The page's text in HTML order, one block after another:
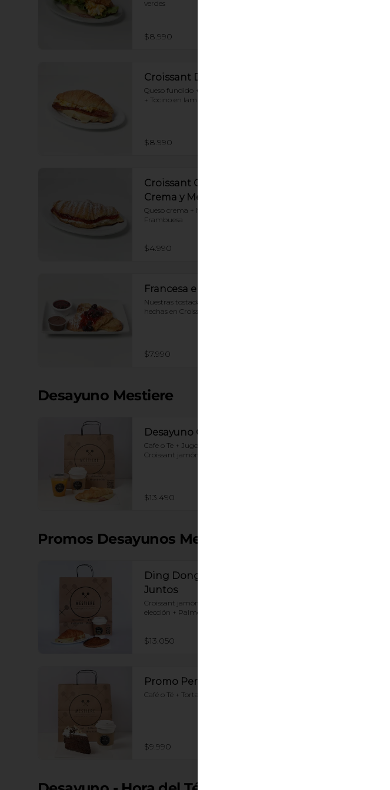
verdes
$8.990
Croissant Desayuno
Queso fundido + Huevos revueltos
+ Tocino en laminas
$8.990
Croissant Queso
Crema y Mermelada
Queso crema + Mermelada de
Frambuesa
$4.990
Francesa en Croissant
Nuestras tostadas francesas
hechas en Croissant + Nutella
$7.990
Desayuno Mestiere
Desayuno Clásico
Cafe o Te + Jugo naranja +
Croissant jamón y queso
$13.490
Promos Desayunos Mestiere
Ding Dong: Mejor
Juntos
Croissant jamón queso+ Café a
elección + Palmerita
$13.050
Promo Personal
Café o Té + Torta tres leche nutella
$9.990